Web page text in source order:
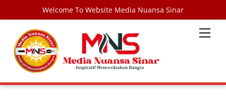
Welcome To Website Media Nuansa Sinar
content